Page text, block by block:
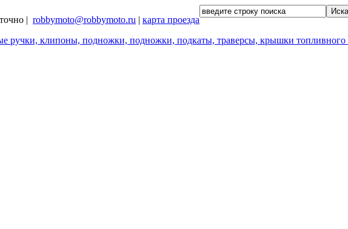
| robbymoto@robbymoto.ru | карта проезда